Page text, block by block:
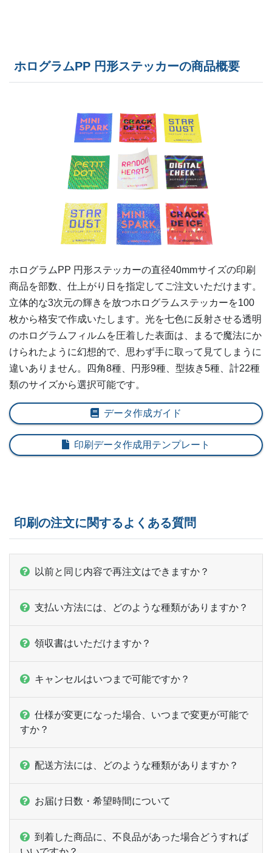
1,900部 ¥ 69,553
3,500部
4,500部
ホログラムPP 円形ステッカーの商品概要
ホログラムPP 円形ステッカーの直径40mmサイズの印刷
商品を部数、仕上がり日を指定してご注文いただけます。
立体的な3次元の輝きを放つホログラムステッカーを100
枚から格安で作成いたします。光を七色に反射させる透明
のホログラムフィルムを圧着した表面は、まるで魔法にか
けられたように幻想的で、思わず手に取って見てしまうに
違いありません。四角8種、円形9種、型抜き5種、計22種
類のサイズから選択可能です。
データ作成ガイド
印刷データ作成用テンプレート
印刷の注文に関するよくある質問
以前と同じ内容で再注文はできますか？
支払い方法には、どのような種類がありますか？
領収書はいただけますか？
キャンセルはいつまで可能ですか？
仕様が変更になった場合、いつまで変更が可能で
すか？
配送方法には、どのような種類がありますか？
お届け日数・希望時間について
到着した商品に、不良品があった場合どうすれば